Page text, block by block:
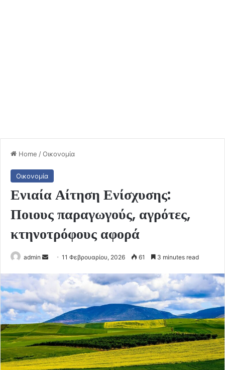
Home /Οικονομία
Οικονομία
Ενιαία Αίτηση Ενίσχυσης:
Ποιους παραγωγούς, αγρότες,
κτηνοτρόφους αφορά
admin
Send
email
11 Φεβρουαρίου, 2026 61 3 minutes read